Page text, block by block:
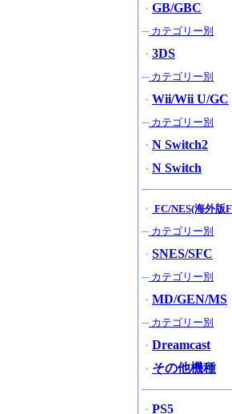
・ GB/GBC
─カテゴリー別
・ 3DS
─カテゴリー別
・ Wii/Wii U/GC
─カテゴリー別
・ N Switch2
・ N Switch
・ FC/NES(海外版
─カテゴリー別
・ SNES/SFC
─カテゴリー別
・ MD/GEN/MS
─カテゴリー別
・ Dreamcast
・ その他機種
・ PS5